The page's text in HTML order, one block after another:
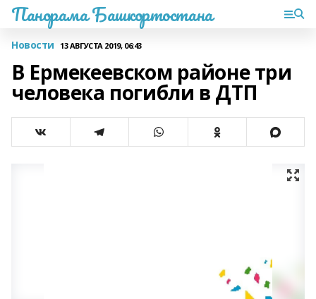
Панорама Башкортостана
Новости 13 АВГУСТА 2019, 06:43
В Ермекеевском районе три
человека погибли в ДТП